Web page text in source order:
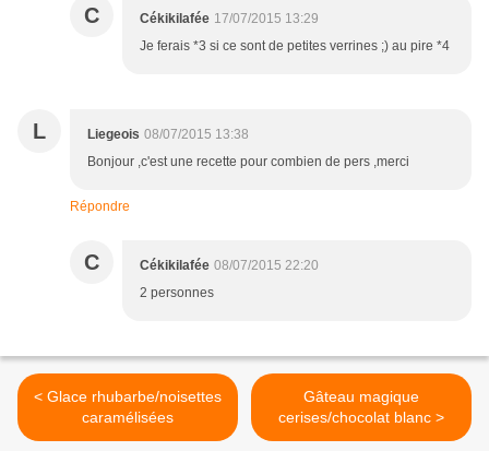
C Cékikilafée 17/07/2015 13:29
Je ferais *3 si ce sont de petites verrines ;) au pire *4
L Liegeois 08/07/2015 13:38
Bonjour ,c'est une recette pour combien de pers ,merci
Répondre
C Cékikilafée 08/07/2015 22:20
2 personnes
< Glace rhubarbe/noisettes
caramélisées
Gâteau magique
cerises/chocolat blanc >